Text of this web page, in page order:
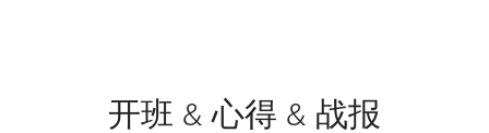
开班 & 心得 & 战报